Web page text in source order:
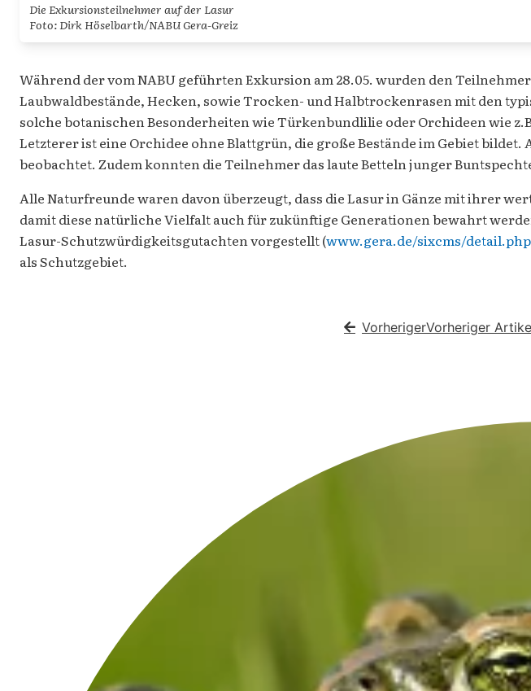
Die Exkursionsteilnehmer auf der Lasur
Foto: Dirk Höselbarth/NABU Gera-Greiz
Während der vom NABU geführten Exkursion am 28.05. wurden den
Laubwaldbestände, Hecken, sowie Trocken- und Halbtrockenrasen mit den
solche botanischen Besonderheiten wie Türkenbundlilie oder Orchideen wie
Letzterer ist eine Orchidee ohne Blattgrün, die große Bestände im Gebiet
beobachtet. Zudem konnten die Teilnehmer das laute Betteln junger
Alle Naturfreunde waren davon überzeugt, dass die Lasur in Gänze mit ihrer
damit diese natürliche Vielfalt auch für zukünftige Generationen bewahrt
Lasur-Schutzwürdigkeitsgutachten vorgestellt (www.gera.de/sixcms/
als Schutzgebiet.
VorherigerVorheriger